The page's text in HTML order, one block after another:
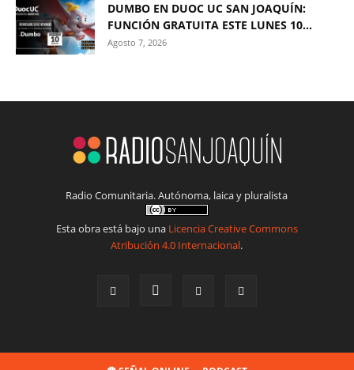
DUMBO EN DUOC UC SAN JOAQUÍN:
FUNCIÓN GRATUITA ESTE LUNES 10...
Agosto 7, 2026
Radio Comunitaria. Autónoma, laica y pluralista
Esta obra está bajo una Licencia Creative Commons
Atribución 4.0 Internacional.